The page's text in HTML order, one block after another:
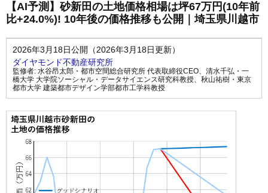
【AI予測】砂新田の土地価格相場は坪67万円(10年前
比+24.0%)! 10年後の価格推移も公開｜埼玉県川越市
2026年3月18日公開（2026年3月18日更新）
ダイヤモンド不動産研究所
監修者: 水谷昂太郎・都市空間総合研究所 代表取締役CEO、 清水千弘・一
橋大学 大学院ソーシャル・データサイエンス研究科教授、 秋山祐樹・東京
都市大学 建築都市デザイン学部都市工学科教授